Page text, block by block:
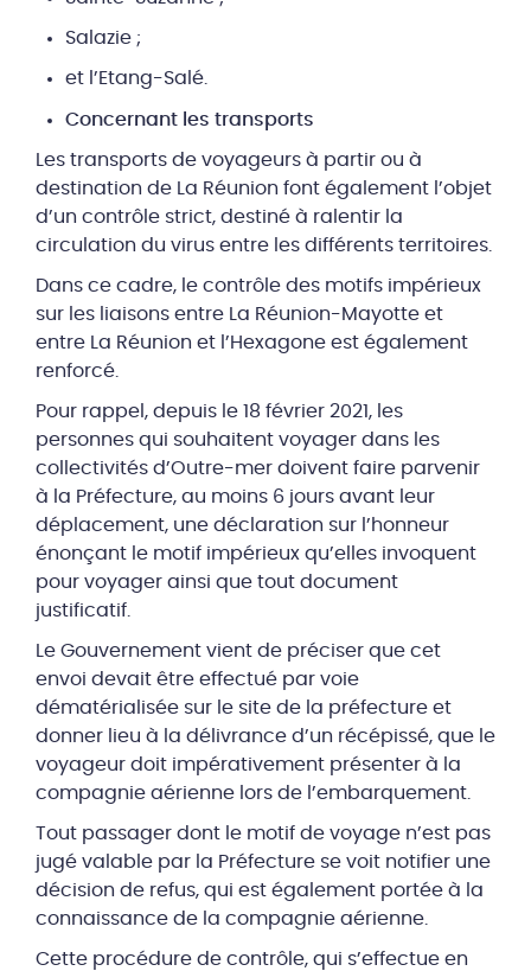
Salazie ;
et l’Etang-Salé.
Concernant les transports
Les transports de voyageurs à partir ou à
destination de La Réunion font également l’objet
d’un contrôle strict, destiné à ralentir la
circulation du virus entre les différents territoires.
Dans ce cadre, le contrôle des motifs impérieux
sur les liaisons entre La Réunion-Mayotte et
entre La Réunion et l’Hexagone est également
renforcé.
Pour rappel, depuis le 18 février 2021, les
personnes qui souhaitent voyager dans les
collectivités d’Outre-mer doivent faire parvenir
à la Préfecture, au moins 6 jours avant leur
déplacement, une déclaration sur l’honneur
énonçant le motif impérieux qu’elles invoquent
pour voyager ainsi que tout document
justificatif.
Le Gouvernement vient de préciser que cet
envoi devait être effectué par voie
dématérialisée sur le site de la préfecture et
donner lieu à la délivrance d’un récépissé, que le
voyageur doit impérativement présenter à la
compagnie aérienne lors de l’embarquement.
Tout passager dont le motif de voyage n’est pas
jugé valable par la Préfecture se voit notifier une
décision de refus, qui est également portée à la
connaissance de la compagnie aérienne.
Cette procédure de contrôle, qui s’effectue en